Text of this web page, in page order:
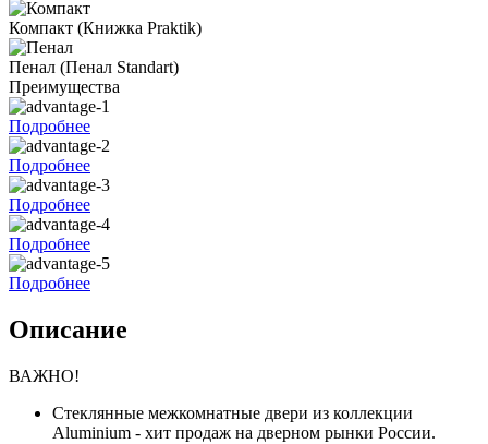
Компакт (Книжка Praktik)
Пенал (Пенал Standart)
Преимущества
Подробнее
Подробнее
Подробнее
Подробнее
Подробнее
Описание
ВАЖНО!
Стеклянные межкомнатные двери из коллекции
Aluminium - хит продаж на дверном рынки России.